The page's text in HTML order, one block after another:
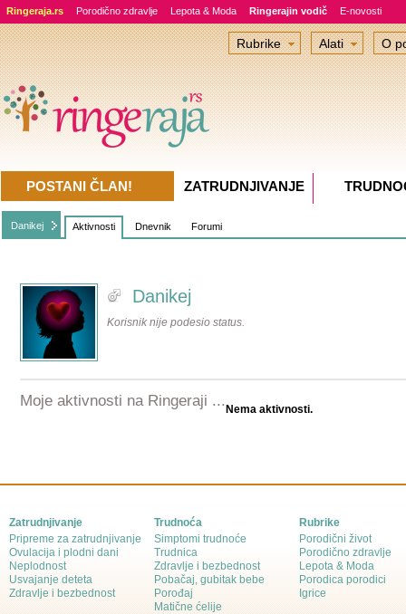
Ringeraja.rs Porodično zdravlje Lepota & Moda Ringerajin vodič E-novosti
Danikej Aktivnosti Dnevnik Forumi
Danikej
Korisnik nije podesio status.
Moje aktivnosti na Ringeraji ... Nema aktivnosti.
Rubrike Alati O
POSTANI ČLAN! ZATRUDNJIVANJE
Zatrudnjivanje
Pripreme za zatrudnjivanje
Ovulacija i plodni dani
Neplodnost
Usvajanje deteta
Zdravlje i bezbednost
Trudnoća
Simptomi trudnoće
Trudnica
Zdravlje i bezbednost
Pobačaj, gubitak bebe
Porođaj
Matične ćelije
Rubrike
Porodični život
Porodično zdravlje
Lepota & Moda
Porodica porodici
Igrice